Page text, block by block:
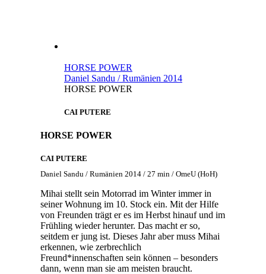
HORSE POWER
Daniel Sandu / Rumänien 2014
HORSE POWER
CAI PUTERE
HORSE POWER
CAI PUTERE
Daniel Sandu / Rumänien 2014 / 27 min / OmeU (HoH)
Mihai stellt sein Motorrad im Winter immer in
seiner Wohnung im 10. Stock ein. Mit der Hilfe
von Freunden trägt er es im Herbst hinauf und im
Frühling wieder herunter. Das macht er so,
seitdem er jung ist. Dieses Jahr aber muss Mihai
erkennen, wie zerbrechlich
Freund*innenschaften sein können – besonders
dann, wenn man sie am meisten braucht.